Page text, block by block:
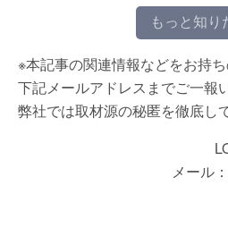
もっと知り
※本記事の関連情報などをお持
下記メールアドレスまでご一報
弊社では取材源の秘匿を徹底し
メール